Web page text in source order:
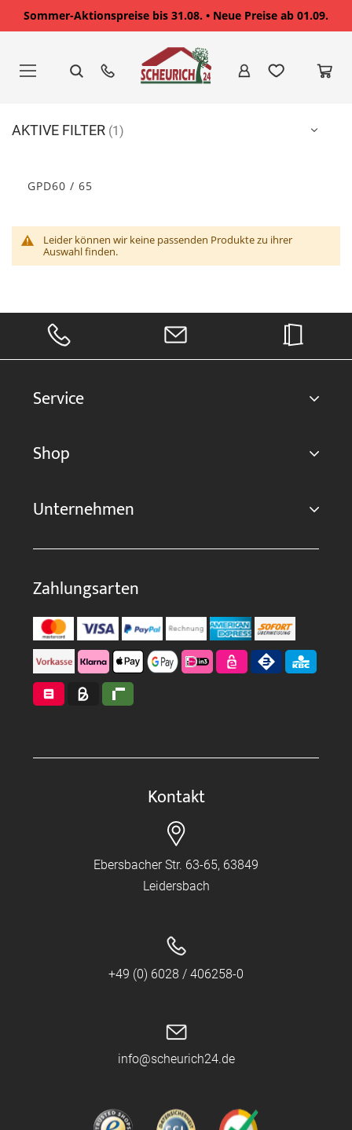
Sommer-Aktionspreise bis 31.08. • Neue Preise ab 01.09.
springen
GPD60 / 65
Leider können wir keine passenden Produkte zu ihrer
Auswahl finden.
AKTIVE FILTER
Service
Shop
Unternehmen
Zahlungsarten
Kontakt
Ebersbacher Str. 63-65, 63849
Leidersbach
+49 (0) 6028 / 406258-0
info@scheurich24.de